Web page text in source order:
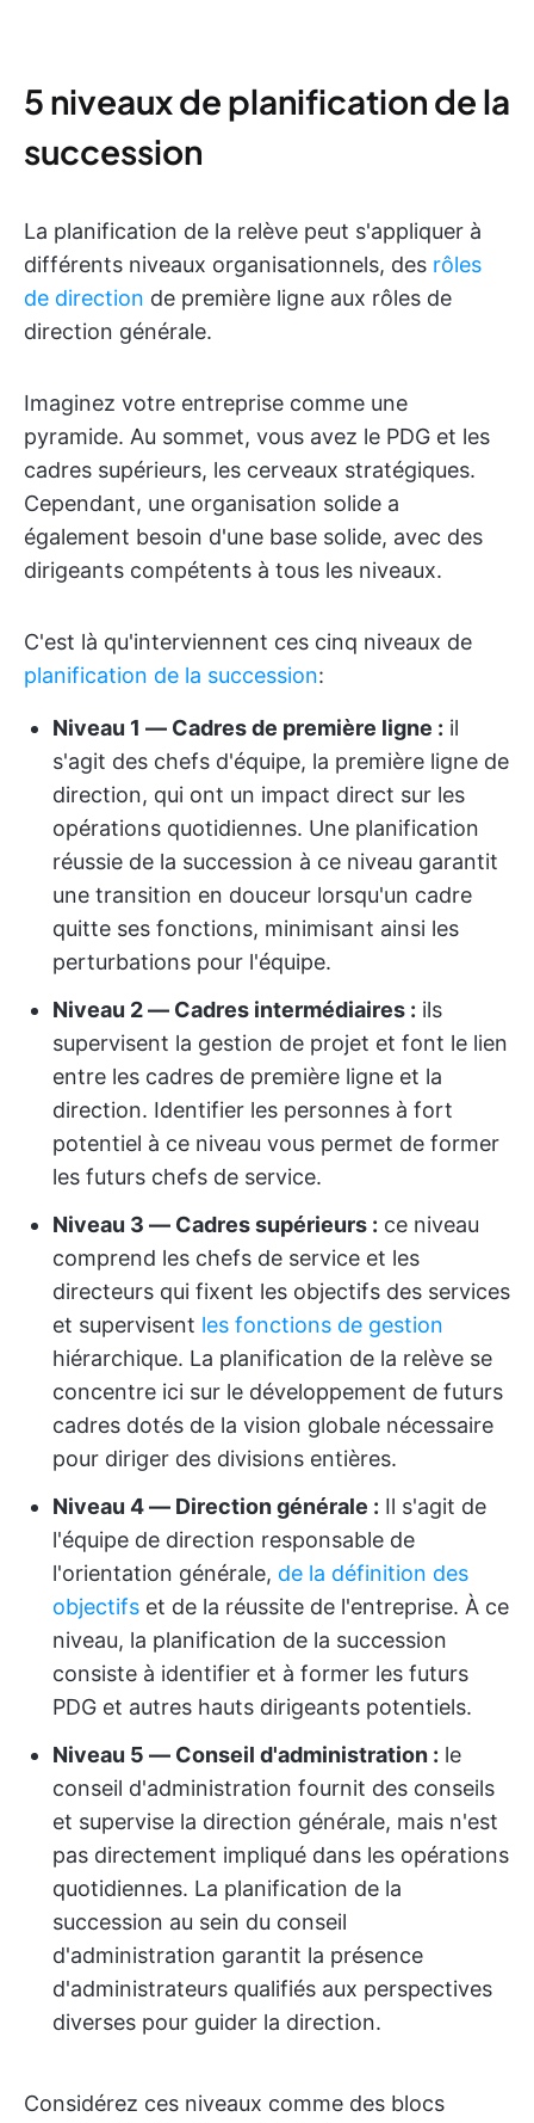
5 niveaux de planification de la
succession
La planification de la relève peut s'appliquer à
différents niveaux organisationnels, des rôles
de direction de première ligne aux rôles de
direction générale.
Imaginez votre entreprise comme une
pyramide. Au sommet, vous avez le PDG et les
cadres supérieurs, les cerveaux stratégiques.
Cependant, une organisation solide a
également besoin d'une base solide, avec des
dirigeants compétents à tous les niveaux.
C'est là qu'interviennent ces cinq niveaux de
planification de la succession:
Niveau 1 — Cadres de première ligne : il
s'agit des chefs d'équipe, la première ligne de
direction, qui ont un impact direct sur les
opérations quotidiennes. Une planification
réussie de la succession à ce niveau garantit
une transition en douceur lorsqu'un cadre
quitte ses fonctions, minimisant ainsi les
perturbations pour l'équipe.
Niveau 2 — Cadres intermédiaires : ils
supervisent la gestion de projet et font le lien
entre les cadres de première ligne et la
direction. Identifier les personnes à fort
potentiel à ce niveau vous permet de former
les futurs chefs de service.
Niveau 3 — Cadres supérieurs : ce niveau
comprend les chefs de service et les
directeurs qui fixent les objectifs des services
et supervisent les fonctions de gestion
hiérarchique. La planification de la relève se
concentre ici sur le développement de futurs
cadres dotés de la vision globale nécessaire
pour diriger des divisions entières.
Niveau 4 — Direction générale : Il s'agit de
l'équipe de direction responsable de
l'orientation générale, de la définition des
objectifs et de la réussite de l'entreprise. À ce
niveau, la planification de la succession
consiste à identifier et à former les futurs
PDG et autres hauts dirigeants potentiels.
Niveau 5 — Conseil d'administration : le
conseil d'administration fournit des conseils
et supervise la direction générale, mais n'est
pas directement impliqué dans les opérations
quotidiennes. La planification de la
succession au sein du conseil
d'administration garantit la présence
d'administrateurs qualifiés aux perspectives
diverses pour guider la direction.
Considérez ces niveaux comme des blocs